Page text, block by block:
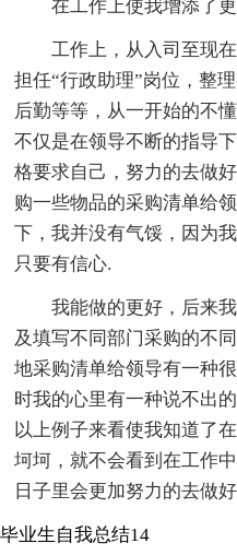
在工作上使我增添了更
工作上，从入司至现
担任“行政助理”岗位，整
后勤等等，从一开始的不
不仅是在领导不断的指导
格要求自己，努力的去做
购一些物品的采购清单给
下，我并没有气馁，因为
只要有信心.
我能做的更好，后来
及填写不同部门采购的不
地采购清单给领导有一种
时我的心里有一种说不出
以上例子来看使我知道了
坷坷，就不会看到在工作
日子里会更加努力的去做
毕业生自我总结14